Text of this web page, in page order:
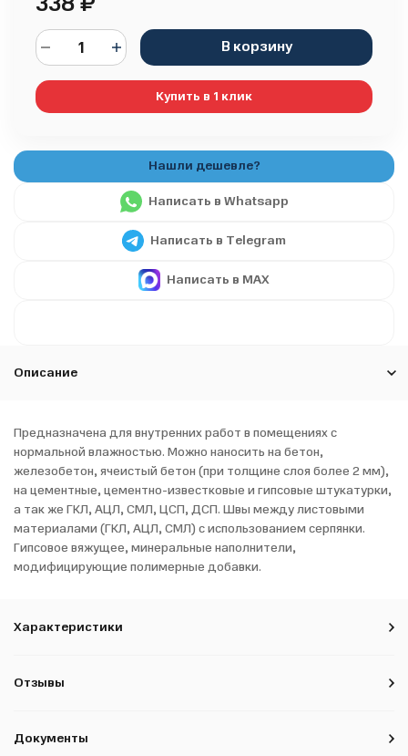
В корзину
Купить в 1 клик
Написать в Whatsapp
Написать в Telegram
Написать в MAX
Описание
Предназначена для внутренних работ в помещениях с
нормальной влажностью. Можно наносить на бетон,
железобетон, ячеистый бетон (при толщине слоя более 2 мм),
на цементные, цементно-известковые и гипсовые штукатурки,
а так же ГКЛ, АЦЛ, СМЛ, ЦСП, ДСП. Швы между листовыми
материалами (ГКЛ, АЦЛ, СМЛ) с использованием серпянки.
Гипсовое вяжущее, минеральные наполнители,
модифицирующие полимерные добавки.
Характеристики
Отзывы
Документы